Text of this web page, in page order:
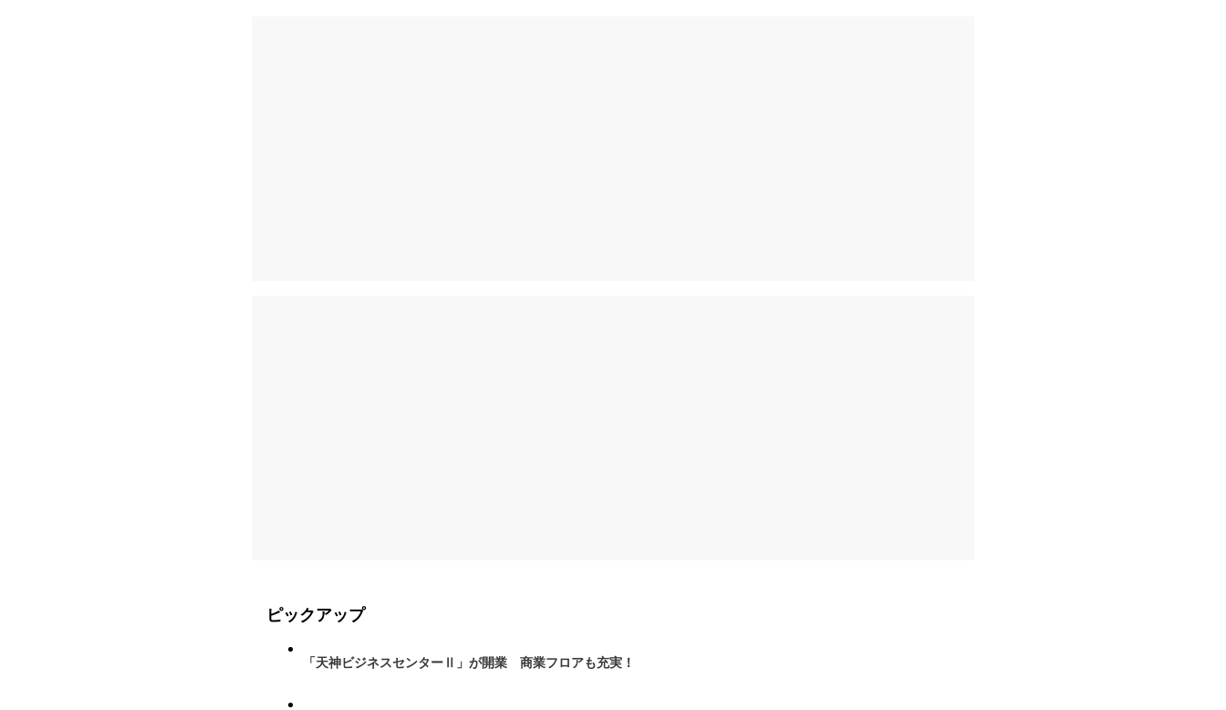
ピックアップ
「天神ビジネスセンターⅡ」が開業 商業フロアも充実！